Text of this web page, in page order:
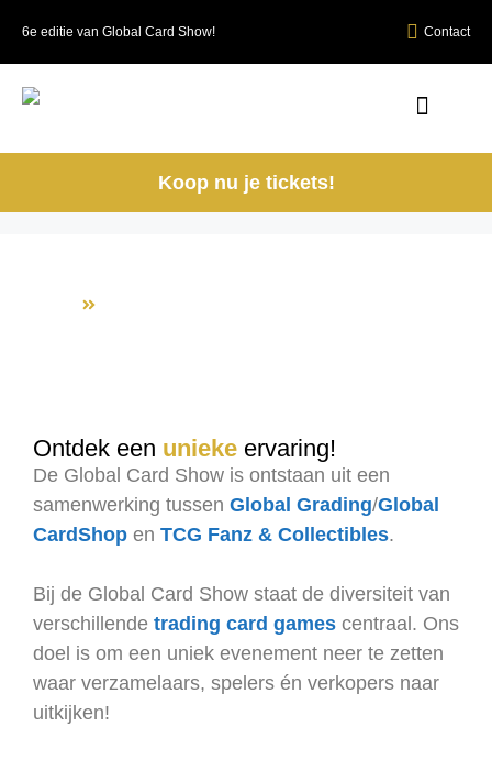
6e editie van Global Card Show! Contact
Koop nu je tickets!
Algemene informatie
Ontdek een unieke ervaring!
De Global Card Show is ontstaan uit een
samenwerking tussen Global Grading/Global
CardShop en TCG Fanz & Collectibles.
Bij de Global Card Show staat de diversiteit van
verschillende trading card games centraal. Ons
doel is om een uniek evenement neer te zetten
waar verzamelaars, spelers én verkopers naar
uitkijken!